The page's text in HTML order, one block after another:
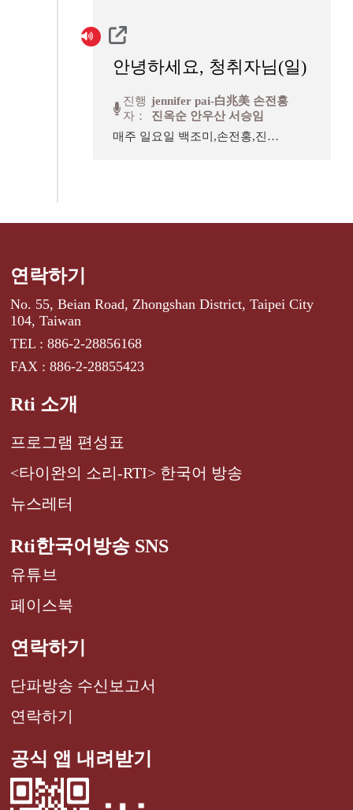
안녕하세요, 청취자님(일)
진행
자：
jennifer pai-白兆美 손전홍
진옥순 안우산 서승임
매주 일요일 백조미,손전홍,진옥
연락하기
No. 55, Beian Road, Zhongshan District, Taipei City
104, Taiwan
TEL : 886-2-28856168
FAX : 886-2-28855423
Rti 소개
프로그램 편성표
<타이완의 소리-RTI> 한국어 방송
뉴스레터
Rti한국어방송 SNS
유튜브
페이스북
연락하기
단파방송 수신보고서
연락하기
공식 앱 내려받기